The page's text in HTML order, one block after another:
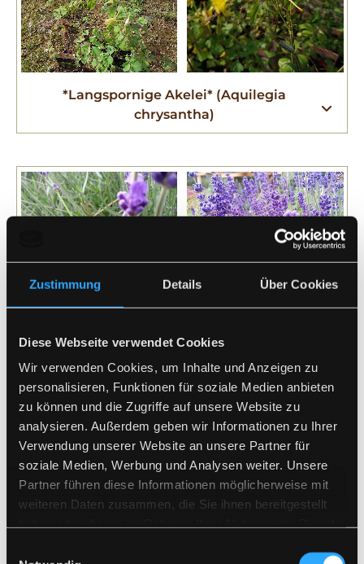
Zustimmung Details Über Cookies
Diese Webseite verwendet Cookies
Wir verwenden Cookies, um Inhalte und Anzeigen zu
personalisieren, Funktionen für soziale Medien anbieten
zu können und die Zugriffe auf unsere Website zu
analysieren. Außerdem geben wir Informationen zu Ihrer
Verwendung unserer Website an unsere Partner für
soziale Medien, Werbung und Analysen weiter. Unsere
Partner führen diese Informationen möglicherweise mit
weiteren Daten zusammen, die Sie ihnen bereitgestellt
*Langspornige Akelei* (Aquilegia
chrysantha)